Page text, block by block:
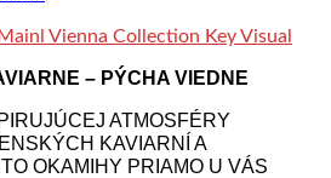
– PÝCHA VIEDNE
ATMOSFÉRY
KAVIARNÍ A
OKAMIHY PRIAMO U VÁS